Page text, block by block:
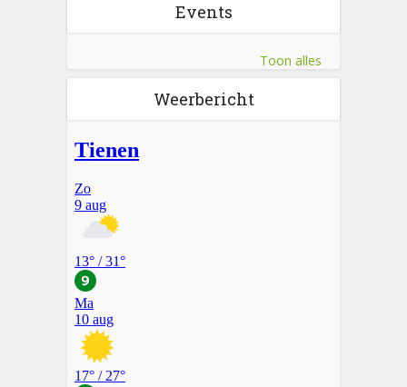
Events
Toon alles
Weerbericht